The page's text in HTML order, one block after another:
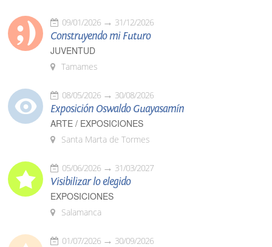
09/01/2026 31/12/2026
Construyendo mi Futuro
JUVENTUD
Tamames
08/05/2026 30/08/2026
Exposición Oswaldo Guayasamín
ARTE / EXPOSICIONES
Santa Marta de Tormes
05/06/2026 31/03/2027
Visibilizar lo elegido
EXPOSICIONES
Salamanca
01/07/2026 30/09/2026